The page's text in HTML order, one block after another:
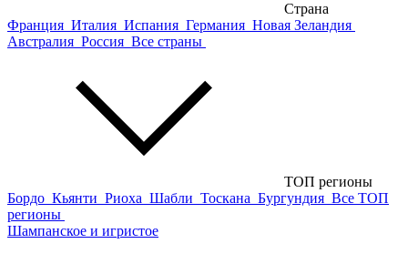
Страна
Франция Италия Испания Германия Новая Зеландия
Австралия Россия Все страны
ТОП регионы
Бордо Кьянти Риоха Шабли Тоскана Бургундия Все ТОП
регионы
Шампанское и игристое